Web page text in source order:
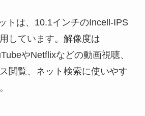
トは、10.1インチのIncell-IPS
しています。解像度は
やNetflixなどの動画視聴、
閲覧、ネット検索に使いやす